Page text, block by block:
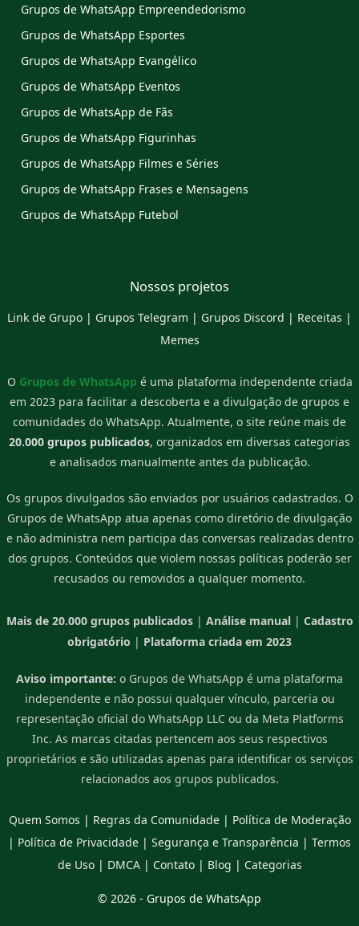
Grupos de WhatsApp Empreendedorismo
Grupos de WhatsApp Esportes
Grupos de WhatsApp Evangélico
Grupos de WhatsApp Eventos
Grupos de WhatsApp de Fãs
Grupos de WhatsApp Figurinhas
Grupos de WhatsApp Filmes e Séries
Grupos de WhatsApp Frases e Mensagens
Grupos de WhatsApp Futebol
Nossos projetos
Link de Grupo | Grupos Telegram | Grupos Discord | Receitas |
Memes
O Grupos de WhatsApp é uma plataforma independente criada
em 2023 para facilitar a descoberta e a divulgação de grupos e
comunidades do WhatsApp. Atualmente, o site reúne mais de
20.000 grupos publicados, organizados em diversas categorias
e analisados manualmente antes da publicação.
Os grupos divulgados são enviados por usuários cadastrados. O
Grupos de WhatsApp atua apenas como diretório de divulgação
e não administra nem participa das conversas realizadas dentro
dos grupos. Conteúdos que violem nossas políticas poderão ser
recusados ou removidos a qualquer momento.
Mais de 20.000 grupos publicados| Análise manual| Cadastro
obrigatório | Plataforma criada em 2023
Aviso importante: o Grupos de WhatsApp é uma plataforma
independente e não possui qualquer vínculo, parceria ou
representação oficial do WhatsApp LLC ou da Meta Platforms
Inc. As marcas citadas pertencem aos seus respectivos
proprietários e são utilizadas apenas para identificar os serviços
relacionados aos grupos publicados.
Quem Somos | Regras da Comunidade| Política de Moderação
| Política de Privacidade | Segurança e Transparência | Termos
de Uso| DMCA| Contato| Blog | Categorias
© 2026 - Grupos de WhatsApp